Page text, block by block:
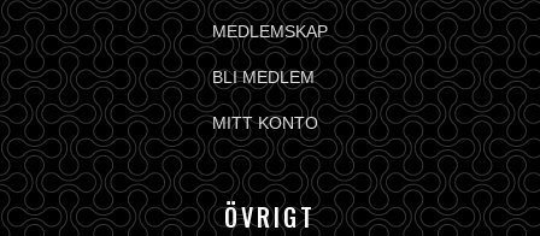
MEDLEMSKAP
BLI MEDLEM
MITT KONTO
ÖVRIGT